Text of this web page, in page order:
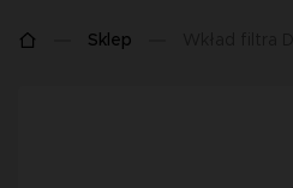
Sklep